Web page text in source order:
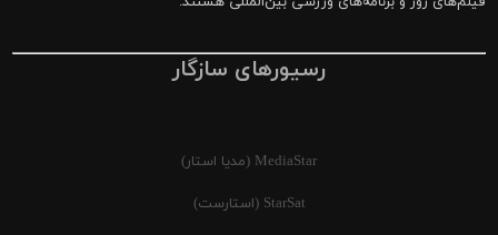
رسیورهای سازگار
MediaStar (مدیا استار)
StarSat (استارست)